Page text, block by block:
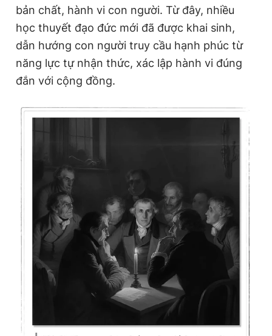
bản chất, hành vi con người. Từ đây, nhiều
học thuyết đạo đức mới đã được khai sinh,
dẫn hướng con người truy cầu hạnh phúc từ
năng lực tự nhận thức, xác lập hành vi đúng
đắn với cộng đồng.